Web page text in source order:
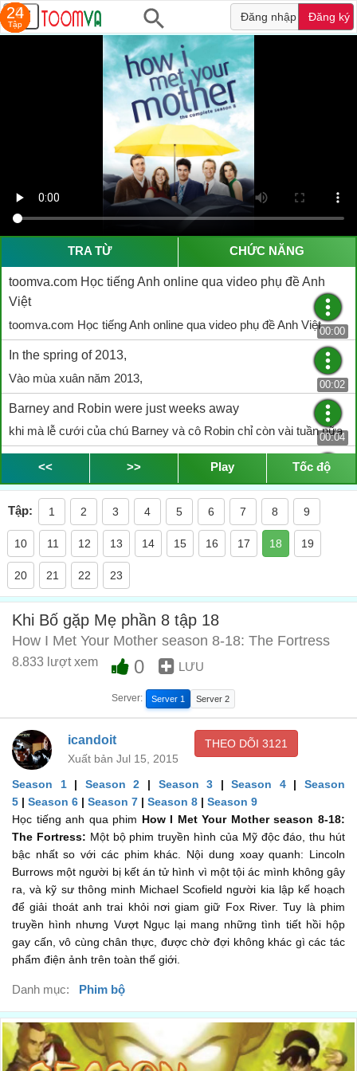
Đăng nhập Đăng ký
TRA TỪ CHỨC NĂNG
toomva.com Học tiếng Anh online qua video phụ đề Anh
Việt
toomva.com Học tiếng Anh online qua video phụ đề Anh Việt00:00
In the spring of 2013,
Vào mùa xuân năm 2013,
00:02
Barney and Robin were just weeks away
khi mà lễ cưới của chú Barney và cô Robin chỉ còn vài tuần nữa
00:04
from tying the knot.
là diễn ra,
00:05
But there were still some pretty big issues
thì vẫn còn vài mâu thuẫn lớn
they hadn't agreed on.
họ chưa thống nhất với nhau được.
00:08
Adoption.
"Nhận con nuôi"
Anh không biết nữa.
It's the only thing that makes sense.
Đó là phương án duy nhất em thấy hợp lý.
I can't... I can't believe
Em... em không thể tin được rằng
you're not open to it.
anh lại không đồng ý với nó.
Okay. Let's try it.
Được rồi. Hãy cùng thử xem nào.
00:17
Nope, it doesn't work with 27 down.
Sai rồi, từ đó không đúng với cột 27. [[ ra là nãy giờ chơi
crossword :)) ]]
Hey, with the wedding so close,
Anh này, lễ cưới cũng sắp đến rồi,
00:24
maybe we should talk about
<< >> Play Tốc độ
Tập: 1 2 3 4 5 6 7 8 9
10 11 12 13 14 15 16 17 18 19
20 21 22 23
Khi Bố gặp Mẹ phần 8 tập 18
How I Met Your Mother season 8-18: The Fortress
8.833 lượt xem 0 LƯU
Server: Server 1 Server 2
icandoit
Xuất bản Jul 15, 2015
THEO DÕI 3121
Season 1| Season 2 | Season 3 |Season 4|Season
5 | Season 6 | Season 7 | Season 8 | Season 9
Học tiếng anh qua phim How I Met Your Mother season 8-18:
The Fortress: Một bộ phim truyền hình của Mỹ độc đáo, thu hút
bậc nhất so với các phim khác. Nội dung xoay quanh: Lincoln
Burrows một người bị kết án tử hình vì một tội ác mình không gây
ra, và kỹ sư thông minh Michael Scofield người kia lập kế hoạch
để giải thoát anh trai khỏi nơi giam giữ Fox River. Tuy là phim
truyền hình nhưng Vượt Ngục lại mang những tình tiết hồi hộp
gay cấn, vô cùng chân thực, được chờ đợi không khác gì các tác
phẩm điện ảnh trên toàn thế giới.
Danh mục: Phim bộ
20
Tập
13
Tập
21
Tập
22
Tập
22
Tập
20
Tập
24
Tập